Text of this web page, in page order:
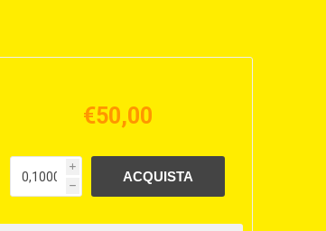
€50,00
i
h